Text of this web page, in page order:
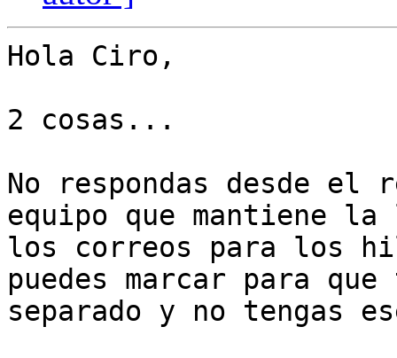
Hola Ciro,
2 cosas...
No respondas desde el
equipo que mantiene
los correos para los
puedes marcar para
separado y no tengas